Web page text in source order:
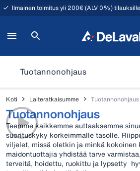
Ilmainen toimitus yli 200€ (ALV 0%)
Tuotannonohjaus
Koti Laiteratkaisumme Tuotannonohjaus
Tuotannonohjaus
Teemme kaikkemme auttaaksemme
suorituskyky korkeimmalle tasolle.
viljelet, missä oletkin ja minkä kokoinen
maidontuottajia yhdistää tarve
terveitä, hoidettu, ruokittu ja lypsetty